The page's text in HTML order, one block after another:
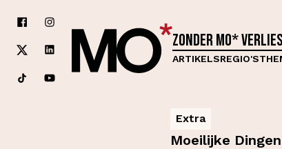
Zonder MO*
ARTIKELSREGIO'S
Extra
Moeilijke